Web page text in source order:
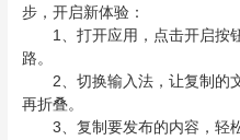
步，开启新体验：
1、打开应用，点击开启按
路。
2、切换输入法，让复制的
再折叠。
3、复制要发布的内容，轻松